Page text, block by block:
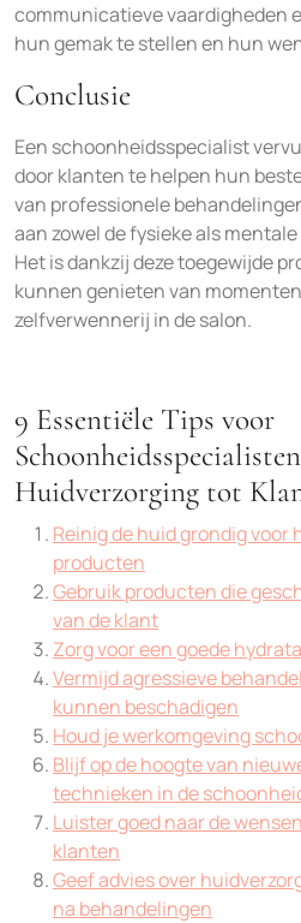
communicatieve vaardigheden
hun gemak te stellen en hun
Conclusie
Een schoonheidsspecialist
door klanten te helpen hun
van professionele
aan zowel de fysieke als
Het is dankzij deze toegewijde
kunnen genieten van
zelfverwennerij in de salon.
9 Essentiële Tips voor
Huidverzorging tot
Reinig de huid grondig voor
producten
Gebruik producten die
van de klant
Zorg voor een goede
Vermijd agressieve
kunnen beschadigen
Houd je werkomgeving
Blijf op de hoogte van
technieken in de
Luister goed naar de
klanten
Geef advies over
na behandelingen